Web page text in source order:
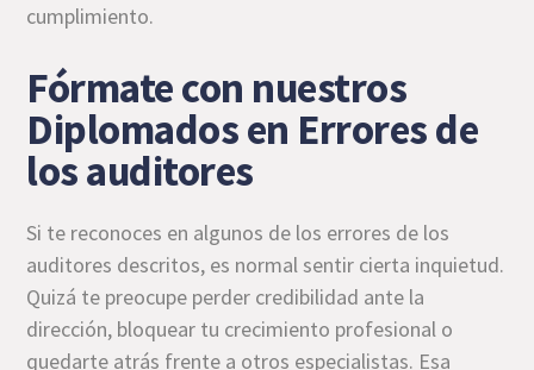
cumplimiento.
Fórmate con nuestros
Diplomados en Errores de
los auditores
Si te reconoces en algunos de los errores de los
auditores descritos, es normal sentir cierta inquietud.
Quizá te preocupe perder credibilidad ante la
dirección, bloquear tu crecimiento profesional o
quedarte atrás frente a otros especialistas. Esa